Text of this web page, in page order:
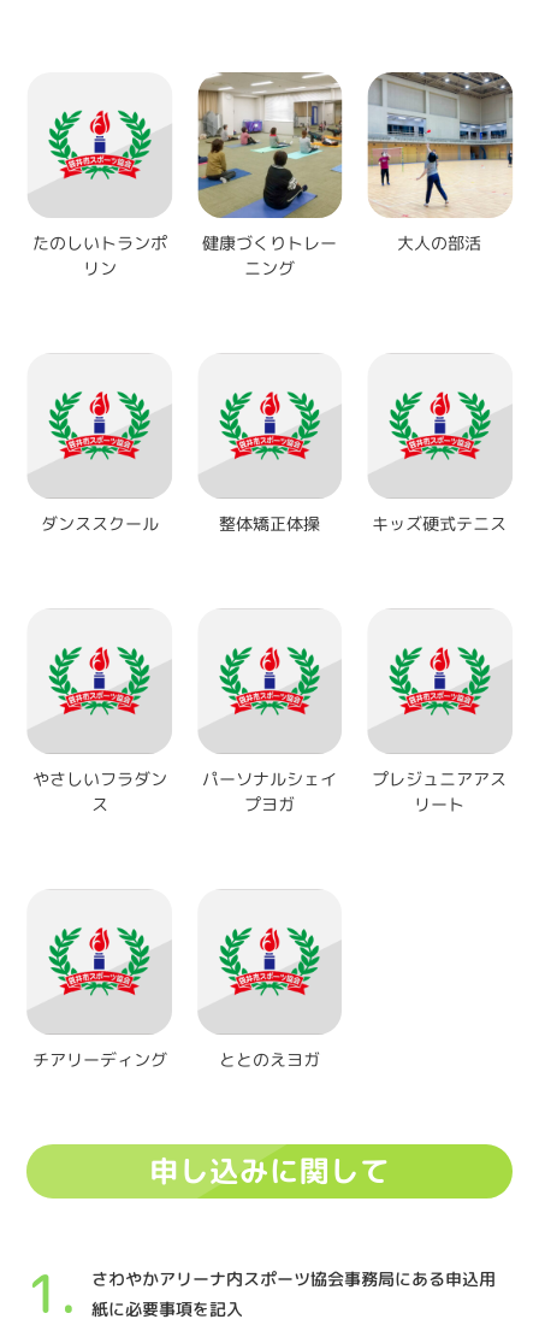
たのしいトランポ
リン
健康づくりトレー
ニング
大人の部活
ダンススクール 整体矯正体操 キッズ硬式テニス
やさしいフラダン
ス
パーソナルシェイ
プヨガ
プレジュニアアス
リート
チアリーディング ととのえヨガ
申し込みに関して
さわやかアリーナ内スポーツ協会事務局にある申込用
紙に必要事項を記入